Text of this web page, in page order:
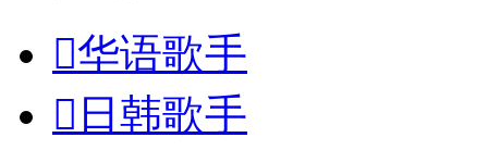
华语歌手
 日韩歌手